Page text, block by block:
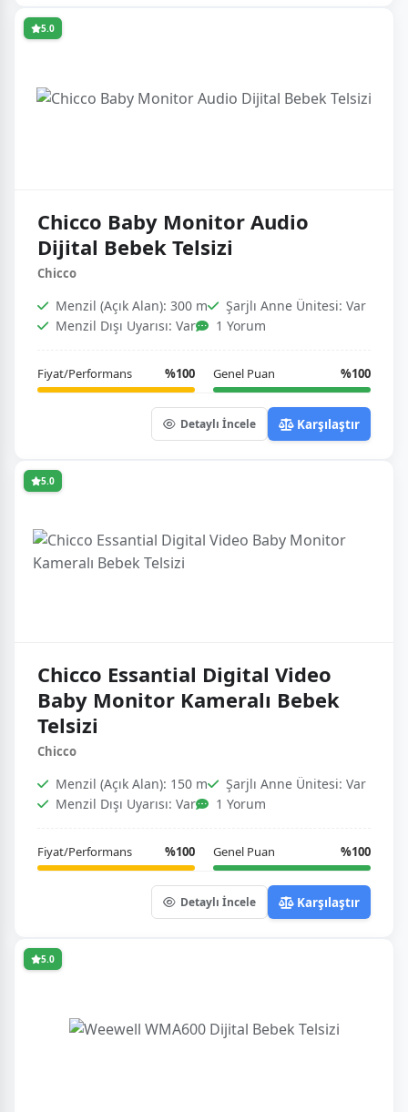
5.0
Chicco Baby Monitor Audio
Dijital Bebek Telsizi
Chicco
Menzil (Açık Alan): 300 m
Şarjlı Anne Ünitesi: Var
Menzil Dışı Uyarısı: Var
1 Yorum
Fiyat/Performans %100 Genel Puan %100
Detaylı İncele Karşılaştır
5.0
Chicco Essantial Digital Video
Baby Monitor Kameralı Bebek
Telsizi
Chicco
Menzil (Açık Alan): 150 m
Şarjlı Anne Ünitesi: Var
Menzil Dışı Uyarısı: Var
1 Yorum
Fiyat/Performans %100 Genel Puan %100
Detaylı İncele Karşılaştır
5.0